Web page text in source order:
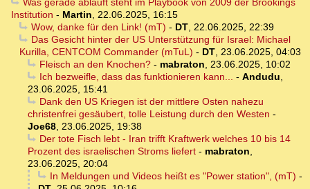
Was gerade abläuft steht im Playbook von 2009 der Brookings
Institution - Martin, 22.06.2025, 16:15
Wow, danke für den Link! (mT) - DT, 22.06.2025, 22:39
Das Gesicht hinter der US Unterstützung für Israel: Michael
Kurilla, CENTCOM Commander (mTuL) - DT, 23.06.2025, 04:03
Fleisch an den Knochen?- mabraton, 23.06.2025, 10:02
Ich bezweifle, dass das funktionieren kann... - Andudu,
23.06.2025, 15:41
Dank den US Kriegen ist der mittlere Osten nahezu
christenfrei gesäubert, tolle Leistung durch den Westen -
Joe68, 23.06.2025, 19:38
Der tote Fisch lebt - Iran trifft Kraftwerk welches 10 bis 14
Prozent des israelischen Stroms liefert - mabraton,
23.06.2025, 20:04
In Meldungen und Videos heißt es "Power station", (mT) -